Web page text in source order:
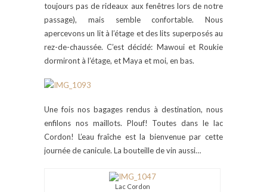
toujours pas de rideaux aux fenêtres lors de notre
passage), mais semble confortable. Nous
apercevons un lit à l’étage et des lits superposés au
rez-de-chaussée. C’est décidé: Mawoui et Roukie
dormiront à l’étage, et Maya et moi, en bas.
Une fois nos bagages rendus à destination, nous
enfilons nos maillots. Plouf! Toutes dans le lac
Cordon! L’eau fraîche est la bienvenue par cette
journée de canicule. La bouteille de vin aussi…
Lac Cordon